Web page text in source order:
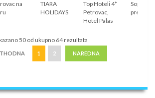
na
TIARA
HOLIDAYS
Top Hoteli 4*
Petrovac,
Hotel Palas
prevoz
50 od ukupno 64 rezultata
1 2 NAREDNA